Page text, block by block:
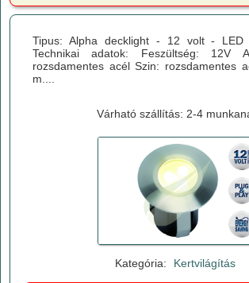
Tipus: Alpha decklight - 12 volt - LED
Technikai adatok: Feszültség: 12V
rozsdamentes acél Szin: rozsdamentes
m....
Várható szállítás: 2-4
Kategória: Kertvilágítás